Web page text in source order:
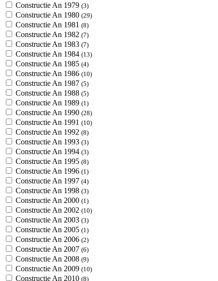
Constructie An 1979 (3)
Constructie An 1980 (29)
Constructie An 1981 (8)
Constructie An 1982 (7)
Constructie An 1983 (7)
Constructie An 1984 (13)
Constructie An 1985 (4)
Constructie An 1986 (10)
Constructie An 1987 (5)
Constructie An 1988 (5)
Constructie An 1989 (1)
Constructie An 1990 (28)
Constructie An 1991 (10)
Constructie An 1992 (8)
Constructie An 1993 (3)
Constructie An 1994 (3)
Constructie An 1995 (8)
Constructie An 1996 (1)
Constructie An 1997 (4)
Constructie An 1998 (3)
Constructie An 2000 (1)
Constructie An 2002 (10)
Constructie An 2003 (3)
Constructie An 2005 (1)
Constructie An 2006 (2)
Constructie An 2007 (6)
Constructie An 2008 (9)
Constructie An 2009 (10)
Constructie An 2010 (8)